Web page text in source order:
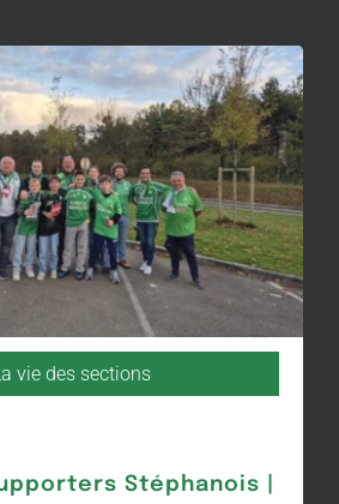
vie des sections
Stéphanois |